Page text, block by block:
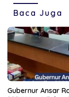
Baca Juga
Gubernur Ansar